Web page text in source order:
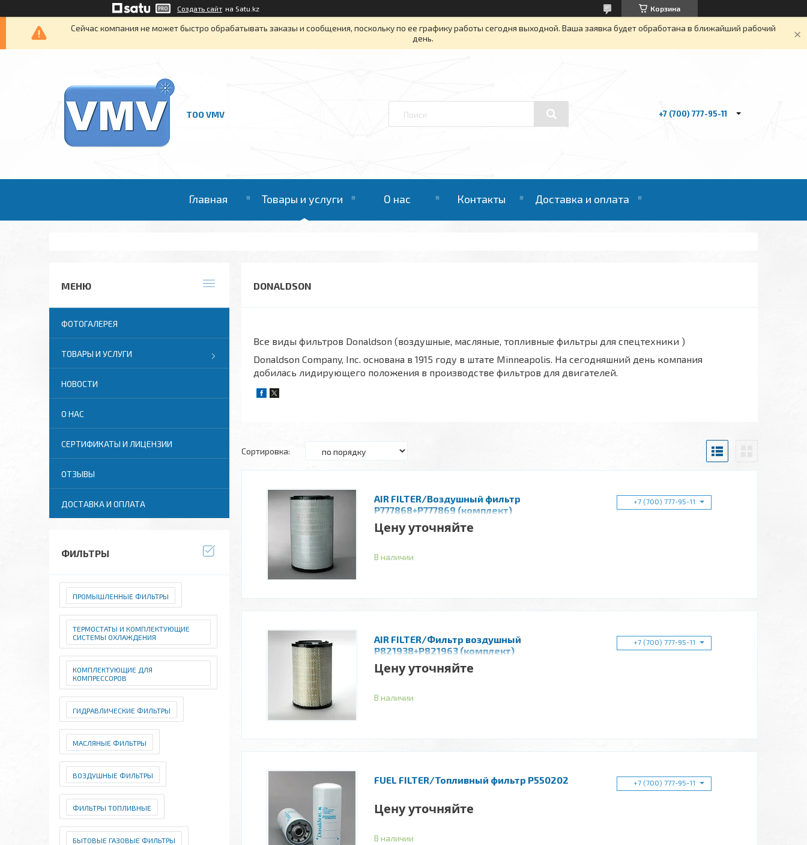
Создать сайт на Satu.kz Корзина
Сейчас компания не может быстро обрабатывать заказы и сообщения, поскольку по ее графику работы сегодня выходной. Ваша заявка будет обработана в ближайший рабочий
день.
ТОО VMV +7 (700) 777-95-11
Главная Товары и услуги О нас Контакты Доставка и оплата
DONALDSON
Все виды фильтров Donaldson (воздушные, масляные, топливные фильтры для спецтехники )
Donaldson Company, Inc. основана в 1915 году в штате Minneapolis. На сегодняшний день компания
добилась лидирующего положения в производстве фильтров для двигателей.
+7 (700) 777-95-11
AIR FILTER/Воздушный фильтр
P777868+P777869 (комплект)
Цену уточняйте
В наличии
+7 (700) 777-95-11
AIR FILTER/Фильтр воздушный
P821938+P821963 (комплект)
Цену уточняйте
В наличии
+7 (700) 777-95-11
FUEL FILTER/Топливный фильтр P550202
Цену уточняйте
В наличии
ФОТОГАЛЕРЕЯ
ТОВАРЫ И УСЛУГИ
НОВОСТИ
О НАС
СЕРТИФИКАТЫ И ЛИЦЕНЗИИ
ОТЗЫВЫ
ДОСТАВКА И ОПЛАТА
ФИЛЬТРЫ
ПРОМЫШЛЕННЫЕ ФИЛЬТРЫ
ТЕРМОСТАТЫ И КОМПЛЕКТУЮЩИЕ
СИСТЕМЫ ОХЛАЖДЕНИЯ
КОМПЛЕКТУЮЩИЕ ДЛЯ
КОМПРЕССОРОВ
ГИДРАВЛИЧЕСКИЕ ФИЛЬТРЫ
МАСЛЯНЫЕ ФИЛЬТРЫ
ВОЗДУШНЫЕ ФИЛЬТРЫ
ФИЛЬТРЫ ТОПЛИВНЫЕ
БЫТОВЫЕ ГАЗОВЫЕ ФИЛЬТРЫ